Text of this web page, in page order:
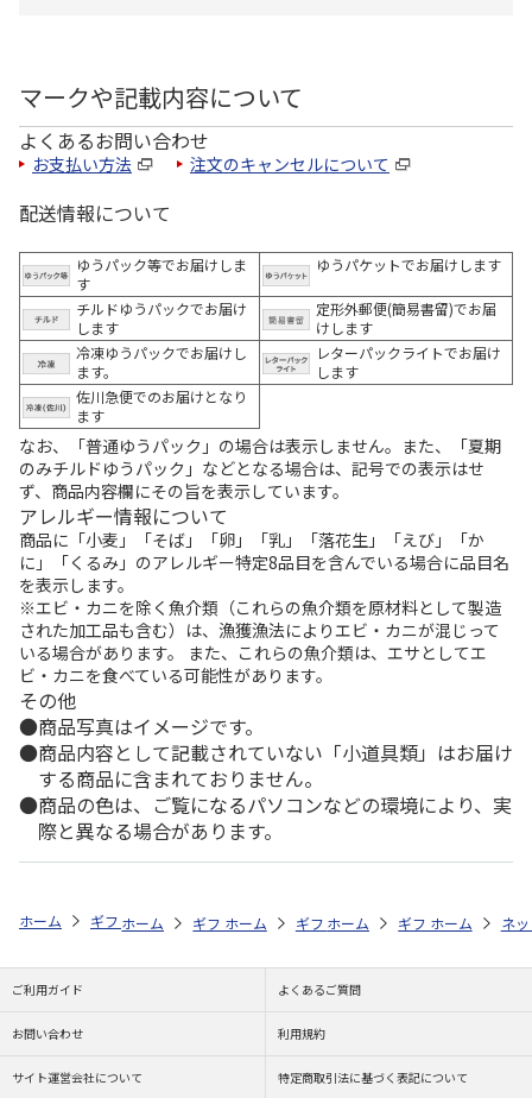
マークや記載内容について
よくあるお問い合わせ
お支払い方法 注文のキャンセルについて
配送情報について
ゆうパック等でお届けしま
す
ゆうパケットでお届けします
チルドゆうパックでお届け
します
定形外郵便(簡易書留)でお届
けします
冷凍ゆうパックでお届けし
ます。
レターパックライトでお届け
します
佐川急便でのお届けとなり
ます
なお、「普通ゆうパック」の場合は表示しません。また、「夏期
のみチルドゆうパック」などとなる場合は、記号での表示はせ
ず、商品内容欄にその旨を表示しています。
アレルギー情報について
商品に「小麦」「そば」「卵」「乳」「落花生」「えび」「か
に」「くるみ」のアレルギー特定8品目を含んでいる場合に品目名
を表示します。
※エビ・カニを除く魚介類（これらの魚介類を原材料として製造
された加工品も含む）は、漁獲漁法によりエビ・カニが混じって
いる場合があります。 また、これらの魚介類は、エサとしてエ
ビ・カニを食べている可能性があります。
その他
商品写真はイメージです。
商品内容として記載されていない「小道具類」はお届け
する商品に含まれておりません。
商品の色は、ご覧になるパソコンなどの環境により、実
際と異なる場合があります。
ホーム ギフト通販 フラワーギフト 「用途」で選ぶ お悔やみ
ホーム ギフト通販 フラワーギフト 「スタイル」で
ホーム ギフト通販 フラワーギフト
ホーム ギフト通販 フ
ホーム ネ
ご利用ガイド よくあるご質問
お問い合わせ 利用規約
サイト運営会社について 特定商取引法に基づく表記について